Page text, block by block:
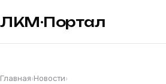
ЛКМ·Портал
Главная›Новости›